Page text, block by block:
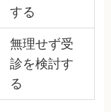
する
無理せず受
診を検討す
る